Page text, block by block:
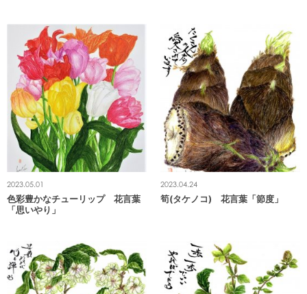
2023.05.01
色彩豊かなチューリップ 花言葉
「思いやり」
2023.04.24
筍(タケノコ) 花言葉「節度」